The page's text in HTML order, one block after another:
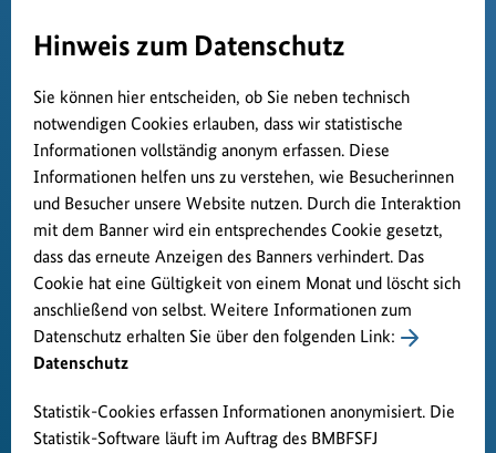
Hinweis zum Datenschutz
Sie können hier entscheiden, ob Sie neben technisch
notwendigen Cookies erlauben, dass wir statistische
Informationen vollständig anonym erfassen. Diese
Informationen helfen uns zu verstehen, wie Besucherinnen
und Besucher unsere Website nutzen. Durch die Interaktion
mit dem Banner wird ein entsprechendes Cookie gesetzt,
dass das erneute Anzeigen des Banners verhindert. Das
Cookie hat eine Gültigkeit von einem Monat und löscht sich
anschließend von selbst. Weitere Informationen zum
Datenschutz erhalten Sie über den folgenden Link:
Datenschutz
Statistik-Cookies erfassen Informationen anonymisiert. Die
Statistik-Software läuft im Auftrag des BMBFSFJ